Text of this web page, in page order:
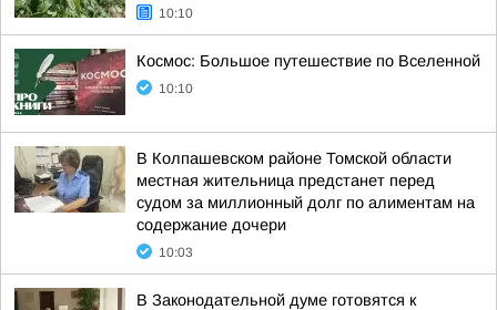
10:10
Космос: Большое путешествие по Вселенной
10:10
В Колпашевском районе Томской области
местная жительница предстанет перед
судом за миллионный долг по алиментам на
содержание дочери
10:03
В Законодательной думе готовятся к